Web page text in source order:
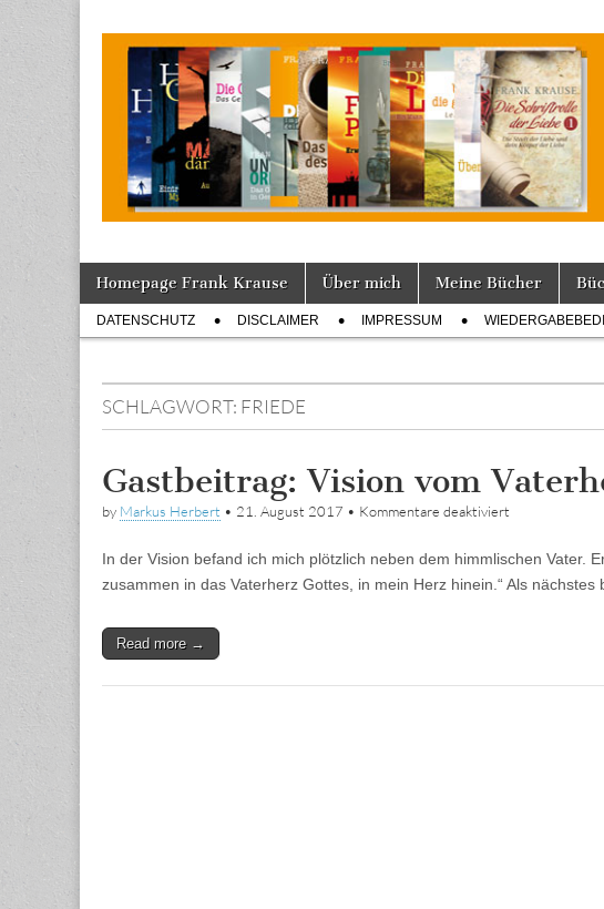
Tagebuch
Main
menu
Skip
content
Homepage Frank Krause Über mich Meine Bücher
Sub
menu
DATENSCHUTZ DISCLAIMER IMPRESSUM
SCHLAGWORT: FRIEDE
Gastbeitrag: Vision vom
by Markus Herbert • 21. August 2017 • Kommentare deaktiviert
vom
Vaterherz
In der Vision befand ich mich plötzlich neben dem himmlischen Vater.
zusammen in das Vaterherz Gottes, in mein Herz hinein.“ Als nächstes
Read more →